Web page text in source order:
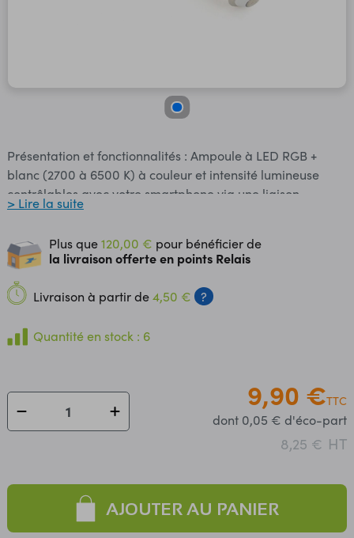
Présentation et fonctionnalités : Ampoule à LED RGB +
blanc (2700 à 6500 K) à couleur et intensité lumineuse
contrôlables avec votre smartphone via une liaison
Bluetooth Mesh. Le Bluetooth Mesh supporte des distances
maxi. Programmation et communication : Cette ampoule
s'appaire à votre smartphone en Bluetooth via
l'application pour iOS et Android Awox SmartControl.
Cette application permet la création de programmes
automatisés. Connectique : Cette ampoule s'enfiche dans
un support E14 et s'alimente via le secteur. Caractéristiques
Couleur : RGB (16 millions de couleurs) Angle de diffusion :
Référence Awox : Smart Light Color E14 Mesh
> Lire la suite
Plus que120,00 € pour bénéficier de
la livraison offerte en points Relais
Livraison à partir de4,50 € ?
Quantité en stock : 6
9,90 €TTC
dont 0,05 € d'éco-part
8,25 € HT
AJOUTER AU PANIER